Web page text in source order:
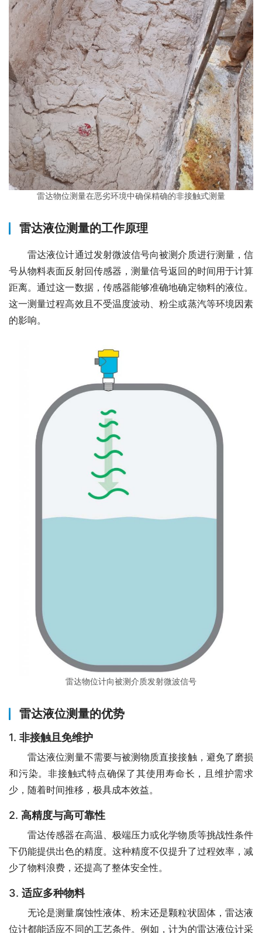
雷达物位测量在恶劣环境中确保精确的非接触式测量
雷达液位测量的工作原理
雷达液位计通过发射微波信号向被测介质进行测量，信
号从物料表面反射回传感器，测量信号返回的时间用于计算
距离。通过这一数据，传感器能够准确地确定物料的液位。
这一测量过程高效且不受温度波动、粉尘或蒸汽等环境因素
的影响。
雷达物位计向被测介质发射微波信号
雷达液位测量的优势
1. 非接触且免维护
雷达液位测量不需要与被测物质直接接触，避免了磨损
和污染。非接触式特点确保了其使用寿命长，且维护需求
少，随着时间推移，极具成本效益。
2. 高精度与高可靠性
雷达传感器在高温、极端压力或化学物质等挑战性条件
下仍能提供出色的精度。这种精度不仅提升了过程效率，减
少了物料浪费，还提高了整体安全性。
3. 适应多种物料
无论是测量腐蚀性液体、粉末还是颗粒状固体，雷达液
位计都能适应不同的工艺条件。例如，计为的雷达液位计采